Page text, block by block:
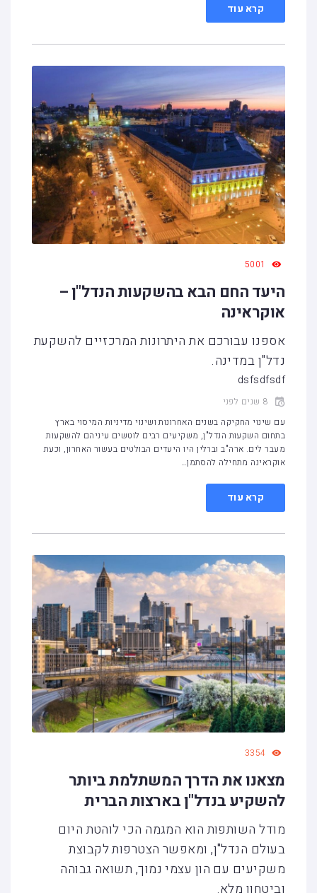
קרא עוד
5001
היעד החם הבא בהשקעות הנדל"ן –
אוקראינה
אספנו עבורכם את היתרונות המרכזיים להשקעת
נדל"ן במדינה.
dsfsdfsdf
8 שנים לפני
עם שינוי החקיקה בשנים האחרונות ושינוי מדיניות המיסוי בארץ
בתחום השקעות הנדל"ן, משקיעים רבים לוטשים עיניהם להשקעות
מעבר לים. ארה"ב וברלין היו היעדים הבולטים בעשור האחרון, וכעת
אוקראינה מתחילה להסתמן…
קרא עוד
3354
מצאנו את הדרך המשתלמת ביותר
להשקיע בנדל"ן בארצות הברית
מודל השותפות הוא המגמה הכי לוהטת היום
בעולם הנדל"ן, ומאפשר הצטרפות לקבוצת
משקיעים עם הון עצמי נמוך, תשואה גבוהה
וביטחון מלא.